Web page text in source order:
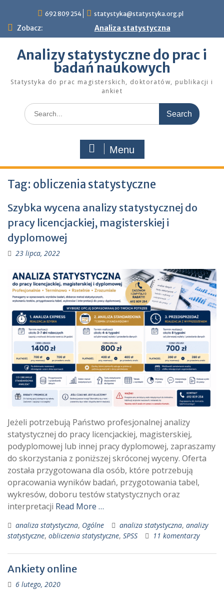
content
692 809 254 statystyka@statystyka.org.pl
Zobacz: Analiza statystyczna
Analizy statystyczne do prac i
badań naukowych
Statystyka do prac magisterskich, doktoratów, publikacji i
ankiet
Search
for:
Menu
Tag: obliczenia statystyczne
Szybka wycena analizy statystycznej do
pracy licencjackiej, magisterskiej i
dyplomowej
23 lipca, 2022
Jeżeli potrzebują Państwo profesjonalnej analizy
statystycznej do pracy licencjackiej, magisterskiej,
podyplomowej lub innej pracy dyplomowej, zapraszamy
do skorzystania z poniższej skróconej wyceny. Oferta
została przygotowana dla osób, które potrzebują
opracowania wyników badań, przygotowania tabel,
wykresów, doboru testów statystycznych oraz
interpretacji Read More …
analiza statystyczna, Ogólne analiza statystyczna, analizy
statystyczne, obliczenia statystyczne, SPSS 11 komentarzy
Ankiety online
6 lutego, 2020